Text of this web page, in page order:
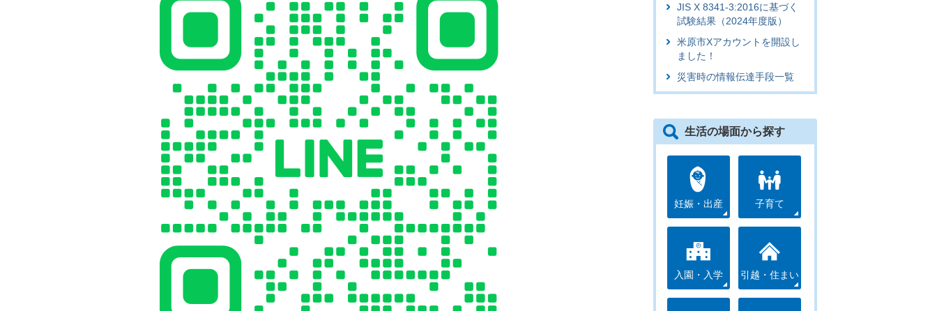
JIS X 8341-3:2016に基づく
試験結果（2024年度版）
米原市Xアカウントを開設し
ました！
災害時の情報伝達手段一覧
生活の場面から探す
妊娠・出産 子育て
入園・入学 引越・住まい